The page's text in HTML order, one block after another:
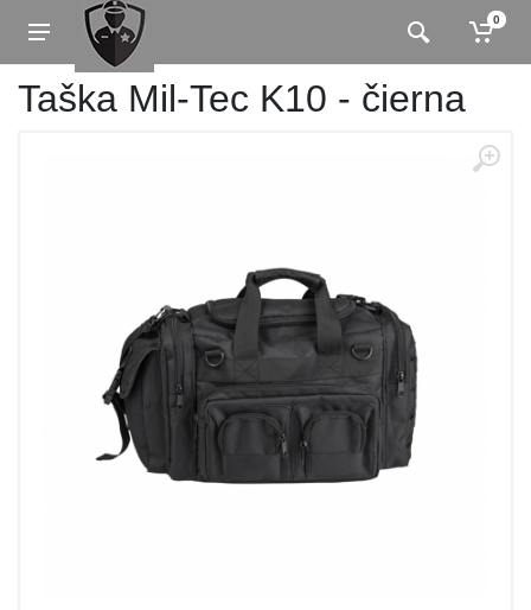
0
Taška Mil-Tec K10 - čierna